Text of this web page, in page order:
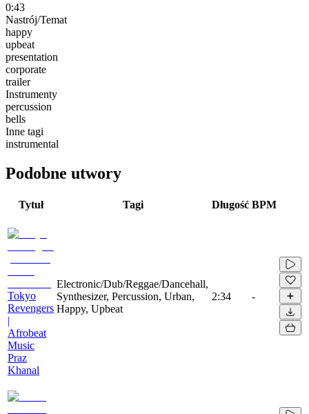
0:43
Nastrój/Temat
happy
upbeat
presentation
corporate
trailer
Instrumenty
percussion
bells
Inne tagi
instrumental
Podobne utwory
Tytuł Tagi Długość BPM
Tokyo
Revengers
|
Afrobeat
Music
Praz
Khanal
Electronic/Dub/Reggae/Dancehall,
Synthesizer, Percussion, Urban,
Happy, Upbeat
2:34 -